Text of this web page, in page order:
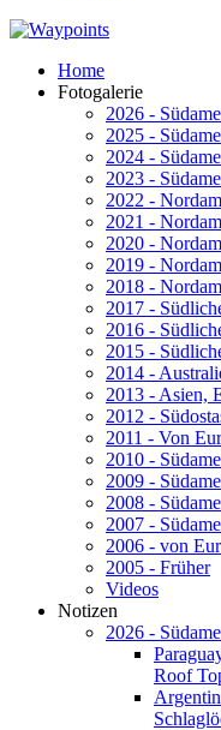
Home
Fotogalerie
2026 -
2025 -
2024 -
2023 -
2022 -
2021 -
2020 -
2019 -
2018 -
2017 -
2016 -
2015 -
2014 -
2013 - Asien,
2012 -
2011 - Von
2010 -
2009 -
2008 -
2007 -
2006 - von
2005 - Früher
Videos
Notizen
2026 -
Roof